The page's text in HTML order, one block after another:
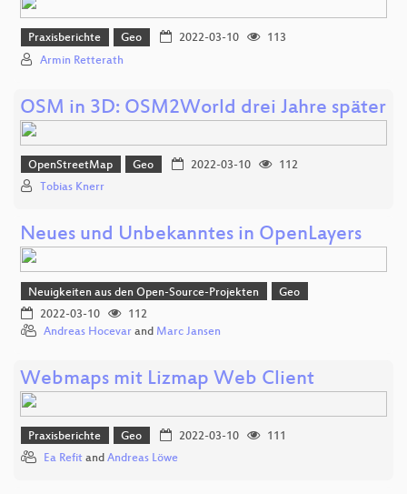
Praxisberichte Geo 2022-03-10
113
Armin Retterath
OSM in 3D: OSM2World drei Jahre später
OpenStreetMap Geo 2022-03-10
112
Tobias Knerr
Neues und Unbekanntes in OpenLayers
Neuigkeiten aus den Open-Source-Projekten
Geo
2022-03-10
112
Andreas Hocevar and Marc Jansen
Webmaps mit Lizmap Web Client
Praxisberichte Geo 2022-03-10
111
Ea Refit and Andreas Löwe